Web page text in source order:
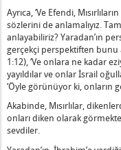
Kutsamasını Hafife
İşleri Nesillerdir" Ne
Çocukları Tora'yı
Nedir?
Aittir, İfşa Olan
Efendimize
Üstünde Ona
"Hayvan" Nedir?
Arzusunu Yerine
Ayrıca, ‘Ve Efendi,
sözlerini de anlamalıyız.
anlayabiliriz? Yaradan’ın
gerçekçi perspektiften bunu
1:12), ‘Ve onlara ne kadar
yayıldılar ve onlar İsrail
‘Öyle görünüyor ki, onların
Akabinde, Mısırlılar,
onları diken olarak
sevdiler.